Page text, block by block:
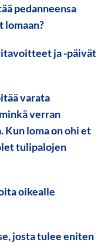
pedanneensa
lomaan?
ja -päivät
varata
verran
loma on ohi et
tulipalojen
oikealle
josta tulee eniten